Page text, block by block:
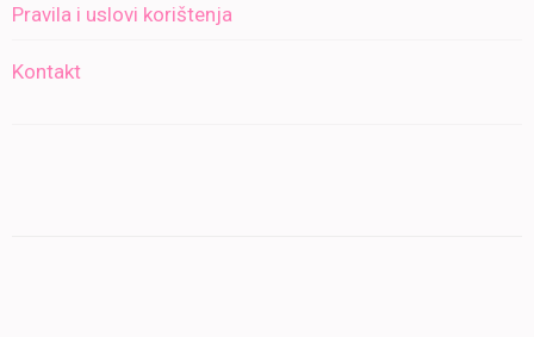
Pravila i uslovi korištenja
Kontakt